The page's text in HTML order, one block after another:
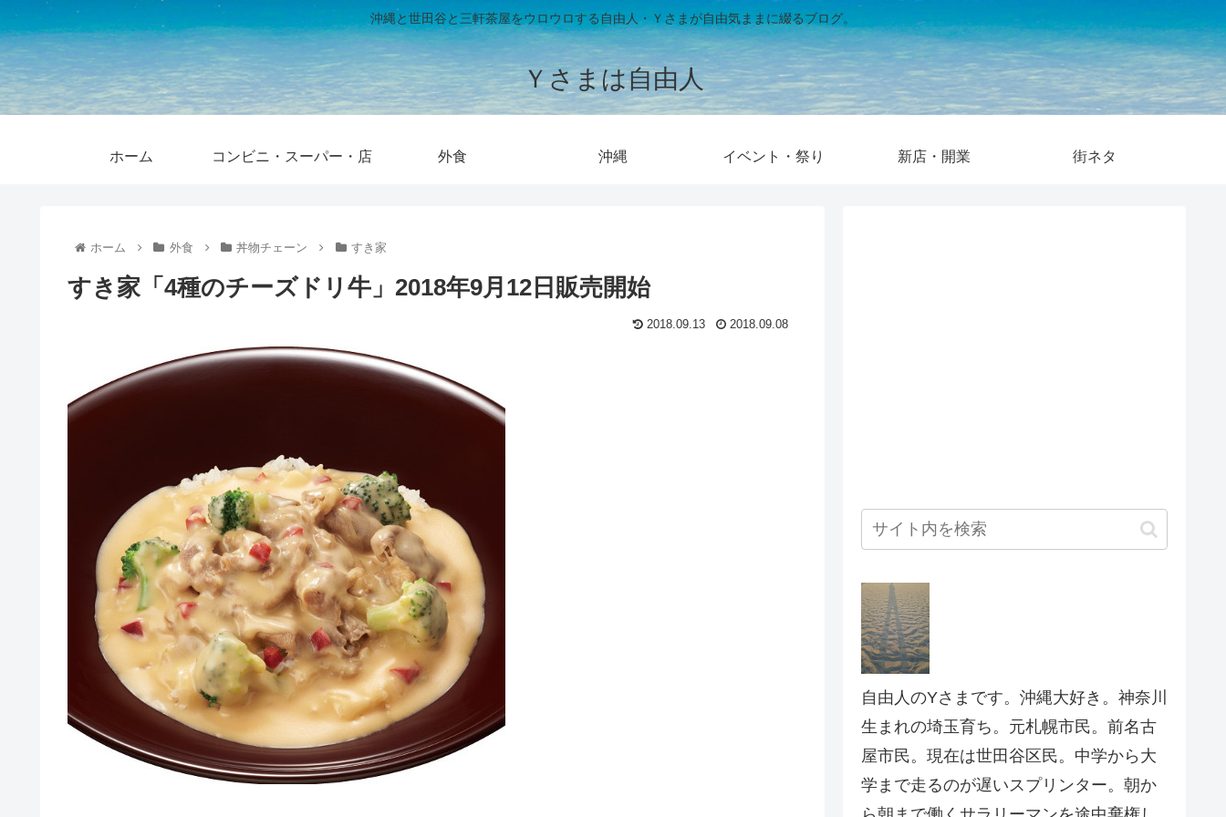
沖縄と世田谷と三軒茶屋をウロウロする自由人・Ｙさまが自由気ままに綴るブログ。
Ｙさまは自由人
ホーム コンビニ・スーパー・店 外食 沖縄 イベント・祭り 新店・開業 街ネタ
ホーム 外食 丼物チェーン すき家
すき家「4種のチーズドリ牛」2018年9月12日販売開始
2018.09.13 2018.09.08
自由人のYさまです。沖縄大好き。神奈川
生まれの埼玉育ち。元札幌市民。前名古
屋市民。現在は世田谷区民。中学から大
学まで走るのが遅いスプリンター。朝か